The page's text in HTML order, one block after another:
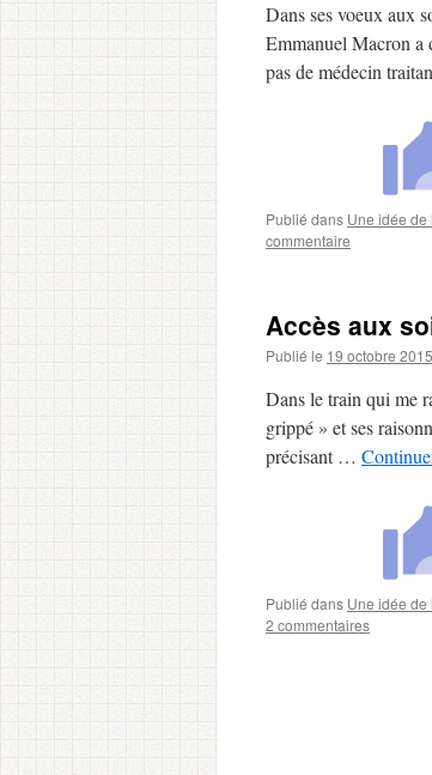
Dans ses voeux aux
Emmanuel Macron a
pas de médecin
Publié dans Une idée de
commentaire
Accès aux
Publié le 19 octobre 2015
Dans le train qui me
grippé » et ses
précisant …
Publié dans Une idée de
2 commentaires